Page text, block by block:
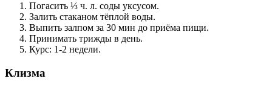
Погасить ⅓ ч. л. соды уксусом.
Залить стаканом тёплой воды.
Выпить залпом за 30 мин до приёма пищи.
Принимать трижды в день.
Курс: 1-2 недели.
Клизма